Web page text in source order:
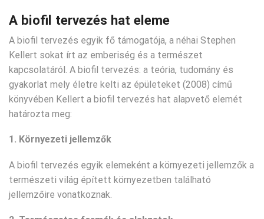
A biofil tervezés hat eleme
A biofil tervezés egyik fő támogatója, a néhai Stephen
Kellert sokat írt az emberiség és a természet
kapcsolatáról. A biofil tervezés: a teória, tudomány és
gyakorlat mely életre kelti az épületeket (2008) című
könyvében Kellert a biofil tervezés hat alapvető elemét
határozta meg:
1. Környezeti jellemzők
A biofil tervezés egyik elemeként a környezeti jellemzők a
természeti világ épített környezetben található
jellemzőire vonatkoznak.